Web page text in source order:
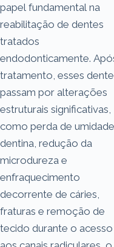
papel fundamental na
reabilitação de dentes
tratados
endodonticamente.
tratamento, esses
passam por alterações
estruturais significativas,
como perda de
dentina, redução da
microdureza e
enfraquecimento
decorrente de cáries,
fraturas e remoção de
tecido durante o acesso